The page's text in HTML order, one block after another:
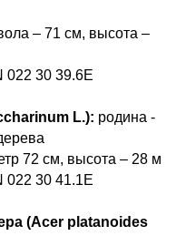
– 71 см, высота –
022 30 39.6E
L.): родина -
72 см, высота – 28 м
022 30 41.1E
(Acer platanoides